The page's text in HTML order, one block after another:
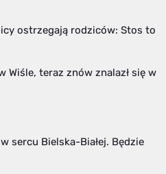
ostrzegają rodziców: Stos to
Wiśle, teraz znów znalazł się w
sercu Bielska-Białej. Będzie